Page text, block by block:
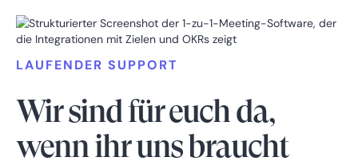
LAUFENDER SUPPORT
Wir sind für euch da,
wenn ihr uns braucht